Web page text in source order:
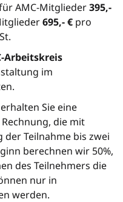
AMC-Mitglieder395,-
695,- € pro
Arbeitskreis
im
Sie eine
die mit
Teilnahme bis zwei
berechnen wir 50%,
des Teilnehmers die
nur in
werden.